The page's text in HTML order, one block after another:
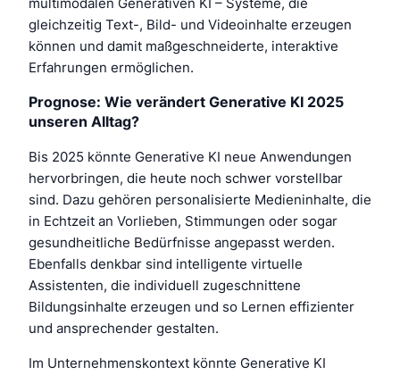
multimodalen Generativen KI – Systeme, die
gleichzeitig Text-, Bild- und Videoinhalte erzeugen
können und damit maßgeschneiderte, interaktive
Erfahrungen ermöglichen.
Prognose: Wie verändert Generative KI 2025
unseren Alltag?
Bis 2025 könnte Generative KI neue Anwendungen
hervorbringen, die heute noch schwer vorstellbar
sind. Dazu gehören personalisierte Medieninhalte, die
in Echtzeit an Vorlieben, Stimmungen oder sogar
gesundheitliche Bedürfnisse angepasst werden.
Ebenfalls denkbar sind intelligente virtuelle
Assistenten, die individuell zugeschnittene
Bildungsinhalte erzeugen und so Lernen effizienter
und ansprechender gestalten.
Im Unternehmenskontext könnte Generative KI